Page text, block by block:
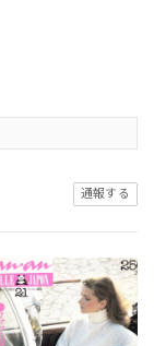
通報する